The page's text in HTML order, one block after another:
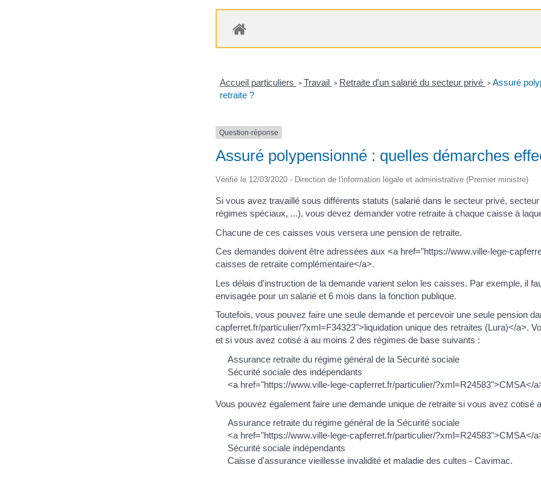
Accueil particuliers > Travail > Retraite d'un salarié du secteur privé > Assuré
retraite ?
Question-réponse
Assuré polypensionné : quelles démarches
Vérifié le 12/03/2020 - Direction de l'information légale et administrative (Premier ministre)
Si vous avez travaillé sous différents statuts (salarié dans le secteur privé,
régimes spéciaux, ...), vous devez demander votre retraite à chaque caisse à
Chacune de ces caisses vous versera une pension de retraite.
Ces demandes doivent être adressées aux <a href="https://www.ville-lege-
caisses de retraite complémentaire</a>.
Les délais d'instruction de la demande varient selon les caisses. Par exemple, il
envisagée pour un salarié et 6 mois dans la fonction publique.
Toutefois, vous pouvez faire une seule demande et percevoir une seule pension
capferret.fr/particulier/?xml=F34323">liquidation unique des retraites (Lura)</a>.
et si vous avez cotisé à au moins 2 des régimes de base suivants :
Assurance retraite du régime général de la Sécurité sociale
Sécurité sociale des indépendants
<a href="https://www.ville-lege-capferret.fr/particulier/?xml=R24583">CMSA</
Vous pouvez également faire une demande unique de retraite si vous avez cotisé
Assurance retraite du régime général de la Sécurité sociale
<a href="https://www.ville-lege-capferret.fr/particulier/?xml=R24583">CMSA</
Sécurité sociale indépendants
Caisse d'assurance vieillesse invalidité et maladie des cultes - Cavimac.